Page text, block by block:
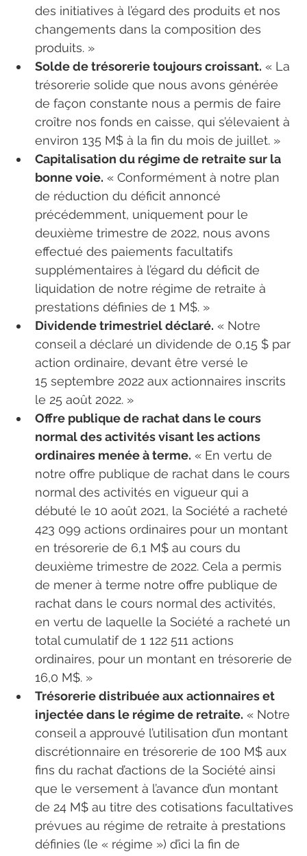
des initiatives à l’égard des produits et nos
changements dans la composition des
produits. »
Solde de trésorerie toujours croissant. « La
trésorerie solide que nous avons générée
de façon constante nous a permis de faire
croître nos fonds en caisse, qui s’élevaient à
environ 135 M$ à la fin du mois de juillet. »
Capitalisation du régime de retraite sur la
bonne voie. « Conformément à notre plan
de réduction du déficit annoncé
précédemment, uniquement pour le
deuxième trimestre de 2022, nous avons
effectué des paiements facultatifs
supplémentaires à l’égard du déficit de
liquidation de notre régime de retraite à
prestations définies de 1 M$. »
Dividende trimestriel déclaré. « Notre
conseil a déclaré un dividende de 0,15 $ par
action ordinaire, devant être versé le
15 septembre 2022 aux actionnaires inscrits
le 25 août 2022. »
Offre publique de rachat dans le cours
normal des activités visant les actions
ordinaires menée à terme. « En vertu de
notre offre publique de rachat dans le cours
normal des activités en vigueur qui a
débuté le 10 août 2021, la Société a racheté
423 099 actions ordinaires pour un montant
en trésorerie de 6,1 M$ au cours du
deuxième trimestre de 2022. Cela a permis
de mener à terme notre offre publique de
rachat dans le cours normal des activités,
en vertu de laquelle la Société a racheté un
total cumulatif de 1 122 511 actions
ordinaires, pour un montant en trésorerie de
16,0 M$. »
Trésorerie distribuée aux actionnaires et
injectée dans le régime de retraite. « Notre
conseil a approuvé l’utilisation d’un montant
discrétionnaire en trésorerie de 100 M$ aux
fins du rachat d’actions de la Société ainsi
que le versement à l’avance d’un montant
de 24 M$ au titre des cotisations facultatives
prévues au régime de retraite à prestations
définies (le « régime ») d’ici la fin de